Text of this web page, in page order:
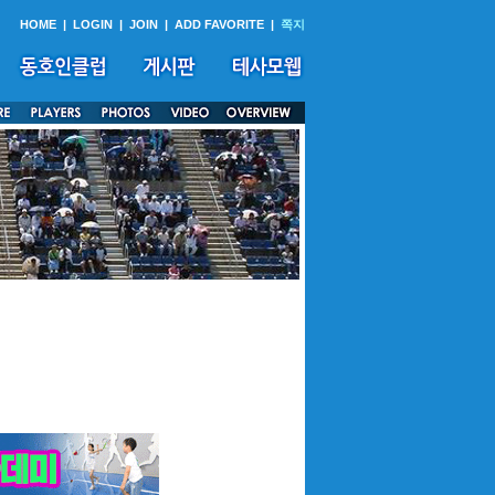
HOME | LOGIN | JOIN | ADD FAVORITE | 쪽지